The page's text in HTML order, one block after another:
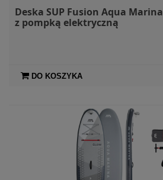
Deska SUP Fusion Aqua Marina
z pompką elektryczną
DO KOSZYKA